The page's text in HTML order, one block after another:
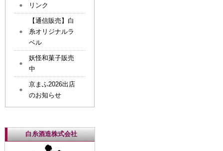
リンク
【通信販売】白
糸オリジナルラ
ベル
妖怪和菓子販売
中
京まふ2026出店
のお知らせ
白糸酒造株式会社